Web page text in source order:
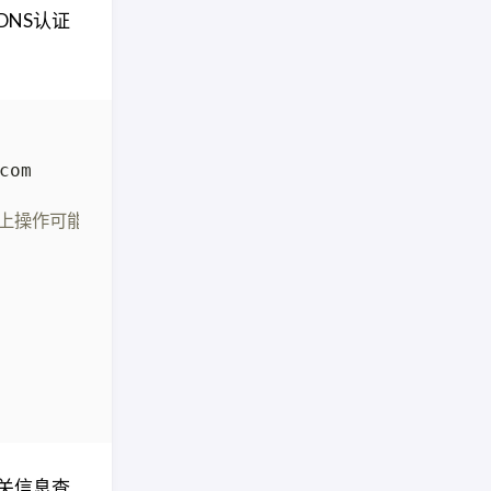
认证
可能报错，国外机器这里或能成功）